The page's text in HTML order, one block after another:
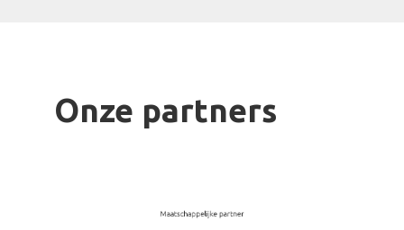
Onze partners